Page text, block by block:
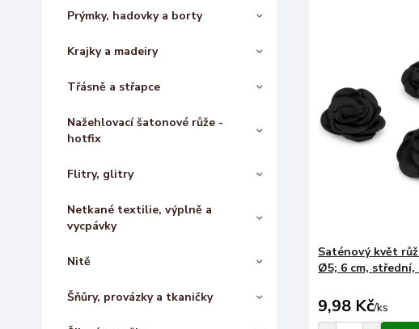
Prýmky, hadovky a borty
Krajky a madeiry
Třásně a střapce
Nažehlovací šatonové růže -
hotfix
Flitry, glitry
Netkané textilie, výplně a
vycpávky
Nitě
Šňůry, provázky a tkaničky
Saténový květ
Ø5; 6 cm, střední,
9,98 Kč/ks